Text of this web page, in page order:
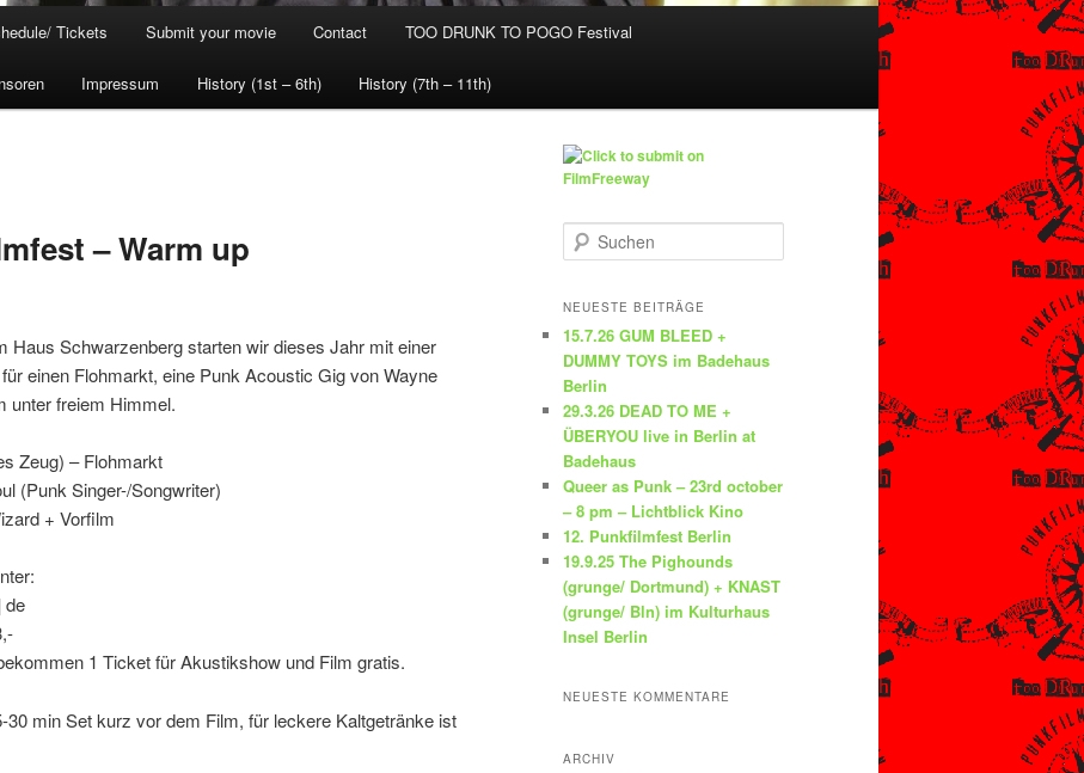
Tickets Submit your movie Contact TOO DRUNK TO POGO Festival
Impressum History (1st – 6th) History (7th – 11th)
– Warm up
Haus Schwarzenberg starten wir dieses Jahr mit einer
einen Flohmarkt, eine Punk Acoustic Gig von Wayne
unter freiem Himmel.
Zeug) – Flohmarkt
(Punk Singer-/Songwriter)
+ Vorfilm
de
1 Ticket für Akustikshow und Film gratis.
30 min Set kurz vor dem Film, für leckere Kaltgetränke ist
u
h
n
NEUESTE BEITRÄGE
15.7.26 GUM BLEED +
DUMMY TOYS im Badehaus
Berlin
29.3.26 DEAD TO ME +
ÜBERYOU live in Berlin at
Badehaus
Queer as Punk – 23rd october
– 8 pm – Lichtblick Kino
12. Punkfilmfest Berlin
19.9.25 The Pighounds
(grunge/ Dortmund) + KNAST
(grunge/ Bln) im Kulturhaus
Insel Berlin
NEUESTE KOMMENTARE
ARCHIV